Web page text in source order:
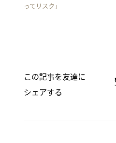
ってリスク」
この記事を友達に
シェアする